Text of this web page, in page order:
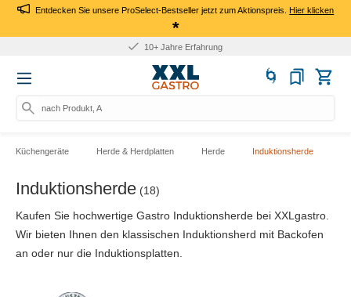
Entdecken Sie unsere ProSelect-Bestseller jetzt zum Aktionspreis.Hier klicken
*
10+ Jahre Erfahrung
nach Produkt, Art.-Nr.
Küchengeräte Herde & Herdplatten Herde Induktionsherde
Induktionsherde (18)
Kaufen Sie hochwertige Gastro Induktionsherde bei XXLgastro.
Wir bieten Ihnen den klassischen Induktionsherd mit Backofen
an oder nur die Induktionsplatten.